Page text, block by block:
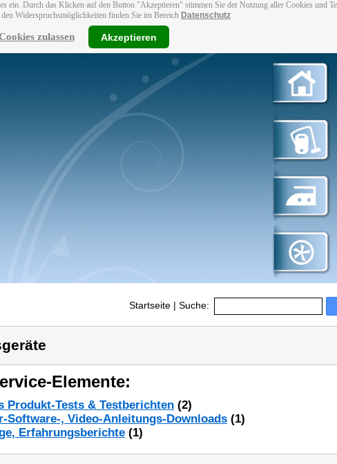
ein. Durch das Klicken auf den Button "Akzeptieren" stimmen Sie der Nutzung aller Cookies und
Widerspruchsmöglichkeiten finden Sie im Bereich Datenschutz
zulassen Akzeptieren
Startseite | Suche:
Elemente:
Produkt-Tests & Testberichten (2)
Software-, Video-Anleitungs-Downloads (1)
Erfahrungsberichte (1)